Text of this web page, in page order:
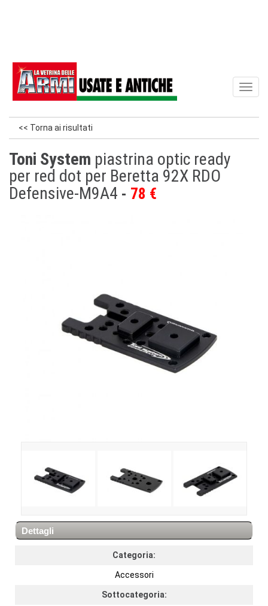
<< Torna ai risultati
Toni System piastrina optic ready
per red dot per Beretta 92X RDO
Defensive-M9A4
78 €
Dettagli
Categoria:
Accessori
Sottocategoria: